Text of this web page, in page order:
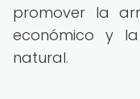
promover la
económico y
natural.